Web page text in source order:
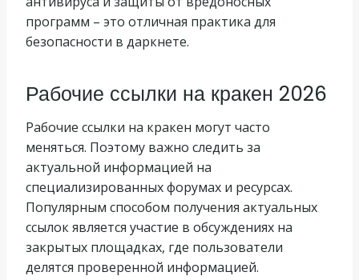
программ – это отличная практика для
безопасности в даркнете.
Рабочие ссылки на кракен 2026
Рабочие ссылки на кракен могут часто
меняться. Поэтому важно следить за
актуальной информацией на
специализированных форумах и ресурсах.
Популярным способом получения актуальных
ссылок является участие в обсуждениях на
закрытых площадках, где пользователи
делятся проверенной информацией.